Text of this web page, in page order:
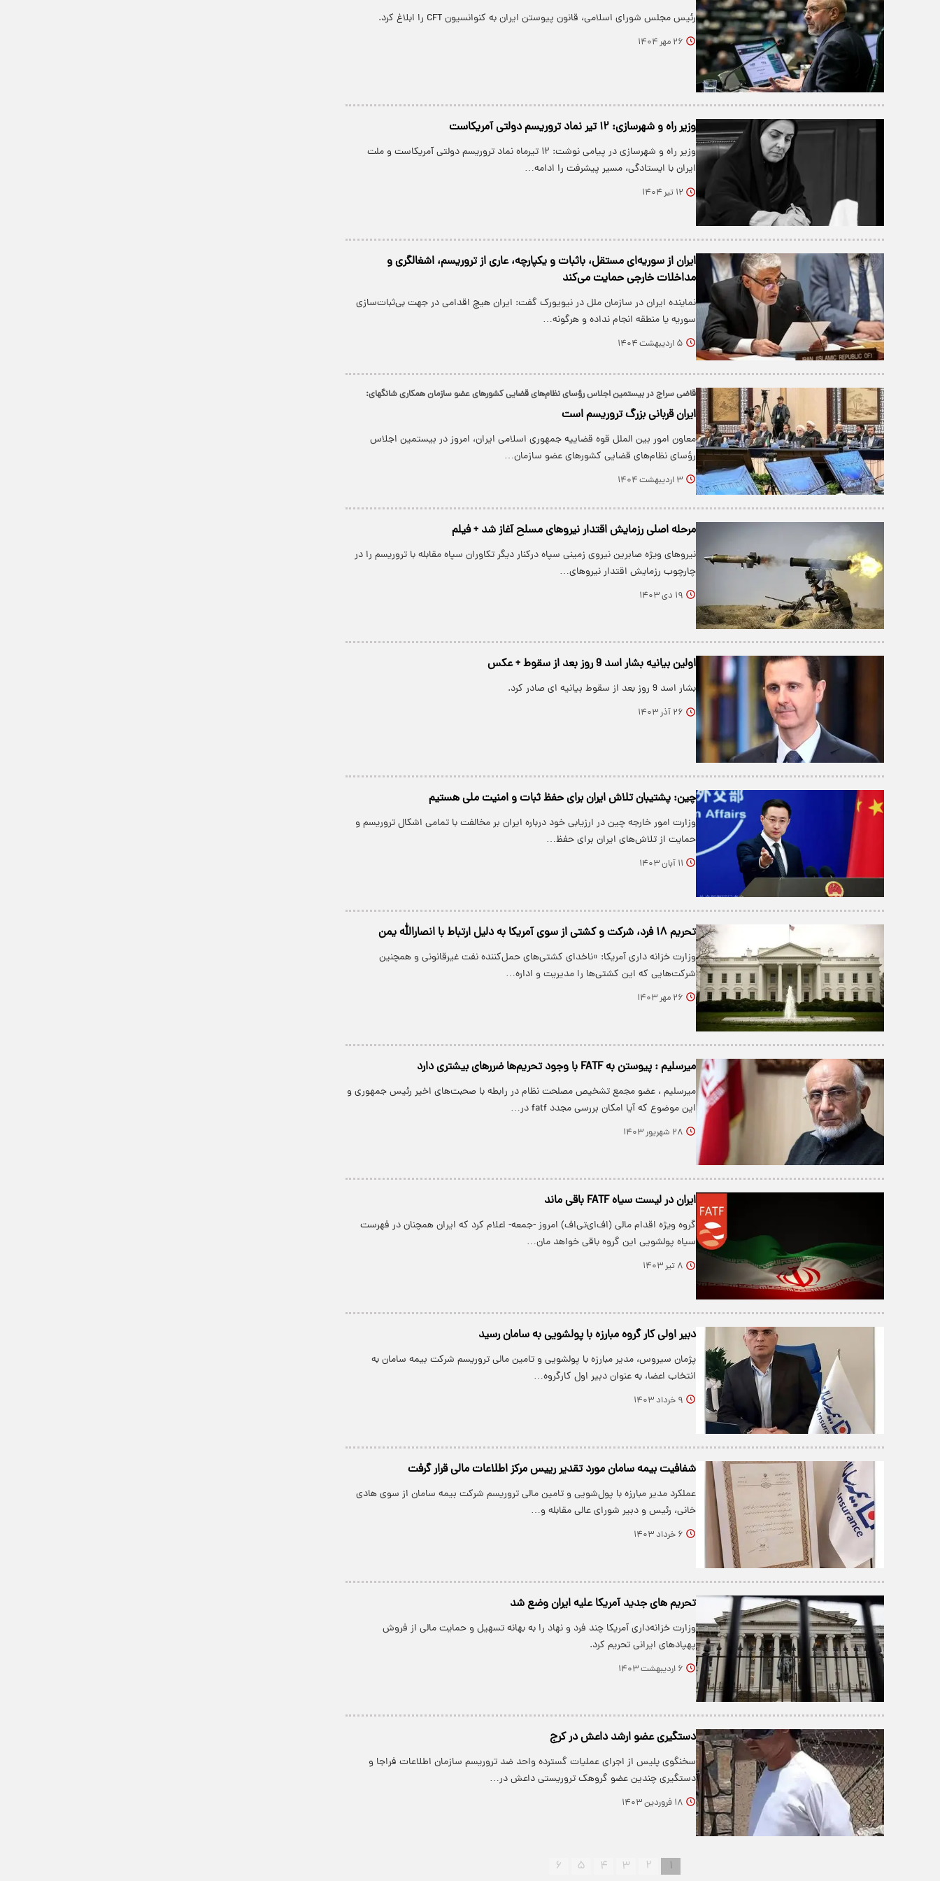
رئیس مجلس شورای اسلامی، قانون پیوستن ایران به کنوانسیون CFT را ابلاغ کرد.
۲۶ مهر ۱۴۰۴
وزیر راه و شهرسازی: ۱۲ تیر نماد تروریسم دولتی آمریکاست
وزیر راه و شهرسازی در پیامی نوشت: ۱۲ تیرماه نماد تروریسم دولتی آمریکاست و ملت
ایران با ایستادگی، مسیر پیشرفت را ادامه…
۱۲ تیر ۱۴۰۴
ایران از سوریه‌ای مستقل، باثبات و یکپارچه، عاری از تروریسم، اشغالگری و
مداخلات خارجی حمایت می‌کند
نماینده ایران در سازمان ملل در نیویورک گفت: ایران هیچ اقدامی در جهت بی‌ثبات‌سازی
سوریه یا منطقه انجام نداده و هرگونه…
۵ اردیبهشت ۱۴۰۴
قاضی سراج در بیستمین اجلاس رؤسای نظام‌های قضایی کشورهای عضو سازمان همکاری شانگهای:
ایران قربانی بزرگ تروریسم است
معاون امور بین الملل قوه قضاییه جمهوری اسلامی ایران، امروز در بیستمین اجلاس
رؤسای نظام‌های قضایی کشور‌های عضو سازمان…
۳ اردیبهشت ۱۴۰۴
مرحله اصلی رزمایش اقتدار نیروهای مسلح آغاز شد + فیلم
نیروهای ویژه صابرین نیروی زمینی سپاه درکنار دیگر تکاوران سپاه مقابله با تروریسم را در
چارچوب رزمایش اقتدار نیروهای…
۱۹ دی ۱۴۰۳
اولین بیانیه بشار اسد 9 روز بعد از سقوط + عکس
بشار اسد 9 روز بعد از سقوط بیانیه ای صادر کرد.
۲۶ آذر ۱۴۰۳
چین: پشتیبان تلاش ایران برای حفظ ثبات و امنیت ملی هستیم
وزارت امور خارجه چین در ارزیابی خود درباره ایران بر مخالفت با تمامی اشکال تروریسم و
حمایت از تلاش‌های ایران برای حفظ…
۱۱ آبان ۱۴۰۳
تحریم ۱۸ فرد، شرکت و کشتی از سوی آمریکا به دلیل ارتباط با انصارالله یمن
وزارت خزانه داری آمریکا: «ناخدای کشتی‌های حمل‌کننده نفت غیرقانونی و همچنین
شرکت‌هایی که این کشتی‌ها را مدیریت و اداره…
۲۶ مهر ۱۴۰۳
میرسلیم : پیوستن به FATF با وجود تحریم‌ها ضررهای بیشتری دارد
میرسلیم ، عضو مجمع تشخیص مصلحت نظام در رابطه با صحبت‌های اخیر رئیس جمهوری و
این موضوع که آیا امکان بررسی مجدد fatf در…
۲۸ شهریور ۱۴۰۳
ایران در لیست سیاه FATF باقی ماند
گروه ویژه اقدام مالی (اف‌ای‌تی‌اف) امروز -جمعه- اعلام کرد که ایران همچنان در فهرست
سیاه پولشویی این گروه باقی خواهد مان…
۸ تیر ۱۴۰۳
دبیر اولی کار گروه مبارزه با پولشویی به سامان رسید
پژمان سیروس، مدیر مبارزه با پولشویی و تامین مالی تروریسم شرکت بیمه سامان به
انتخاب اعضا، به عنوان دبیر اول کارگروه…
۹ خرداد ۱۴۰۳
شفافیت بیمه سامان مورد تقدیر رییس مرکز اطلاعات مالی قرار گرفت
عملکرد مدیر مبارزه با پول‌شویی و تامین مالی تروریسم شرکت بیمه سامان از سوی هادی
خانی، رئیس و دبیر شورای عالی مقابله و…
۶ خرداد ۱۴۰۳
تحریم های جدید آمریکا علیه ایران وضع شد
وزارت خزانه‌داری آمریکا چند فرد و نهاد را به بهانه تسهیل و حمایت مالی از فروش
پهپادهای ایرانی تحریم کرد.
۶ اردیبهشت ۱۴۰۳
دستگیری عضو ارشد داعش در کرج
سخنگوی پلیس از اجرای عملیات گسترده واحد ضد تروریسم سازمان اطلاعات فراجا و
دستگیری چندین عضو گروهک تروریستی داعش در…
۱۸ فروردین ۱۴۰۳
۱ ۲ ۳ ۴ ۵ ۶